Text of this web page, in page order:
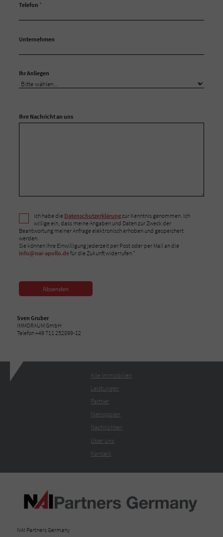
Telefon *
Unternehmen
Ihr Anliegen
Ihre Nachricht an uns
Ich habe die Datenschutzerklärungzur Kenntnis genommen. Ich
willige ein, dass meine Angaben und Daten zur Zweck der
Beantwortung meiner Anfrage elektronisch erhoben und gespeichert
werden.
Sie können Ihre Einwilligung jederzeit per Post oder per Mail an die
info@nai-apollo.defür die Zukunft widerrufen.*
Absenden
Sven Gruber
IMMORAUM GmbH
Telefon +49 711 252899-12
Alle Immobilien
Leistungen
Partner
Metropolen
Nachrichten
Über uns
Kontakt
NAI Partners Germany